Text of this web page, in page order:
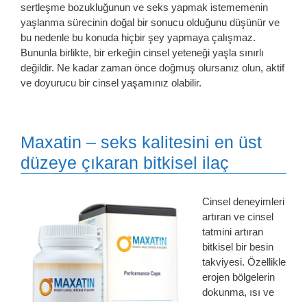
sertleşme bozukluğunun ve seks yapmak istememenin
yaşlanma sürecinin doğal bir sonucu olduğunu düşünür ve
bu nedenle bu konuda hiçbir şey yapmaya çalışmaz.
Bununla birlikte, bir erkeğin cinsel yeteneği yaşla sınırlı
değildir. Ne kadar zaman önce doğmuş olursanız olun, aktif
ve doyurucu bir cinsel yaşamınız olabilir.
Maxatin – seks kalitesini en üst
düzeye çıkaran bitkisel ilaç
Cinsel deneyimleri
artıran ve cinsel
tatmini artıran
bitkisel bir besin
takviyesi. Özellikle
erojen bölgelerin
dokunma, ısı ve